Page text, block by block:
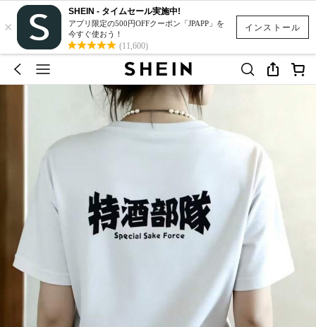
インストール
×
SHEIN - タイムセール実施中!
アプリ限定の500円OFFクーポン「JPAPP」を
今すぐ使おう！
(11,600)